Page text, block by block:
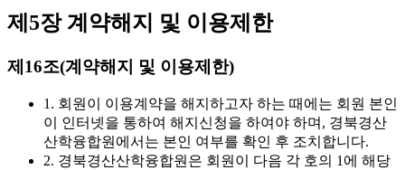
제5장 계약해지 및 이용제한
제16조(계약해지 및 이용제한)
1. 회원이 이용계약을 해지하고자 하는 때에는 회원 본인
이 인터넷을 통하여 해지신청을 하여야 하며, 경북경산
산학융합원에서는 본인 여부를 확인 후 조치합니다.
2. 경북경산산학융합원은 회원이 다음 각 호의 1에 해당